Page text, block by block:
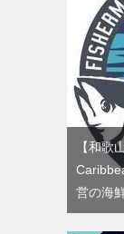
【和歌
営の海